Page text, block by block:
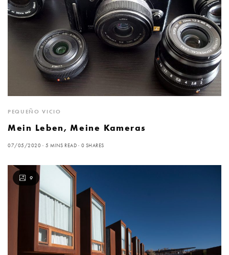
PEQUEÑO VICIO
Mein Leben, Meine Kameras
07/05/2020 5 MINS READ 0 SHARES
9